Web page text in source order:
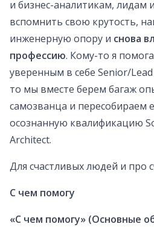
и бизнес-аналитикам,
вспомнить свою крутость,
инженерную опору и снова
профессию. Кому-то я
уверенным в себе Senior/
то мы вместе берем багаж
самозванца и пересобираем
осознанную квалификацию
Architect.
Для счастливых людей и про
С чем помогу
«С чем помогу» (Основные